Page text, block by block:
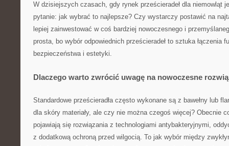
W dzisiejszych czasach, gdy rynek prześcieradeł dla niemowląt
pytanie: jak wybrać to najlepsze? Czy wystarczy postawić na
lepiej zainwestować w coś bardziej nowoczesnego i
prosta, bo wybór odpowiednich prześcieradeł to sztuka łączenia
bezpieczeństwa i estetyki.
Dlaczego warto zwrócić uwagę na nowoczesne
Standardowe prześcieradła często wykonane są z bawełny lub
dla skóry materiały, ale czy nie można czegoś więcej? Obecnie
pojawiają się rozwiązania z technologiami antybakteryjnymi,
z dodatkową ochroną przed wilgocią. To jak wybór między